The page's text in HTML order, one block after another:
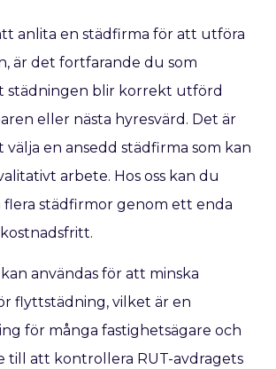
anlita en städfirma för att utföra
är det fortfarande du som
städningen blir korrekt utförd
eller nästa hyresvärd. Det är
en ansedd städfirma som kan
arbete. Hos oss kan du
städfirmor genom ett enda
användas för att minska
flyttstädning, vilket är en
för många fastighetsägare och
till att kontrollera RUT-avdragets